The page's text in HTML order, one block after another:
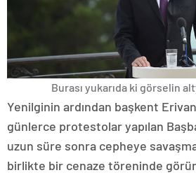
Burası yukarıda ki görselin
Yenilginin ardından başkent
günlerce protestolar yapılan
uzun süre sonra cepheye
birlikte bir cenaze töreninde